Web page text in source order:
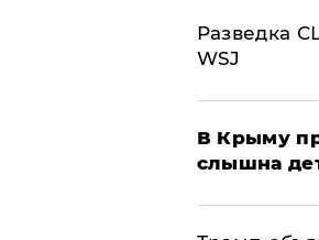
Разведка
WSJ
В Крыму
слышна